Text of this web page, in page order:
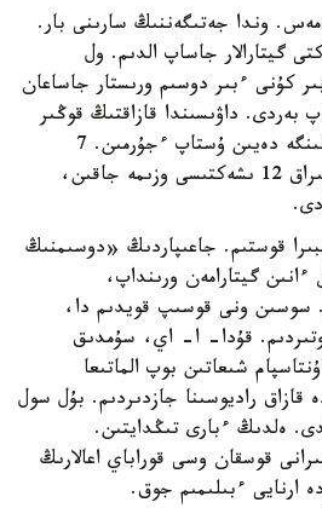
وندا جەتىگەننىڭ سارىنى بار.
11-12 ىشەكتى گيتارالار جاساپ الدىم. ول
كۇنى ءبىر دوسىم ورىستار جاساعان
بەردى. داۋىسىندا قازاقتىڭ قوڭىر
ءۇنى بار. سونى كۇنى بۇگىنگە دەيىن ۇستاپ ءجۇرمىن. 7
ىشەكتى گيتارام دا بار. ءبىراق 12 ىشەكتىسى وزىمە جاقىن،
قوستىم. جاعىپاردىڭ «دوسىمنىڭ
گيتارامەن ورىنداپ،
سوسىن ونى قوسىپ قويدىم دا،
قۇدا- ا- اي، سۇمدىق
شىعاتىن بوپ الماتىعا
قازاق راديوسىنا جازدىردىم. بۇل سول
ەلدىڭ ءبارى تىڭدايتىن.
قوسقان وسى قوراباي اعالارىڭ
ارنايى ءبىلىمىم جوق.